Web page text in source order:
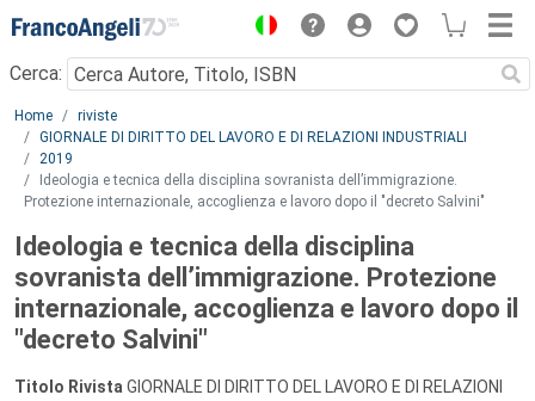
Menu
Cerca:
Main content
Home
riviste
GIORNALE DI DIRITTO DEL LAVORO E DI RELAZIONI INDUSTRIALI
2019
Ideologia e tecnica della disciplina sovranista dell’immigrazione.
Protezione internazionale, accoglienza e lavoro dopo il "decreto Salvini"
Ideologia e tecnica della disciplina
sovranista dell’immigrazione. Protezione
internazionale, accoglienza e lavoro dopo il
"decreto Salvini"
Titolo Rivista GIORNALE DI DIRITTO DEL LAVORO E DI RELAZIONI